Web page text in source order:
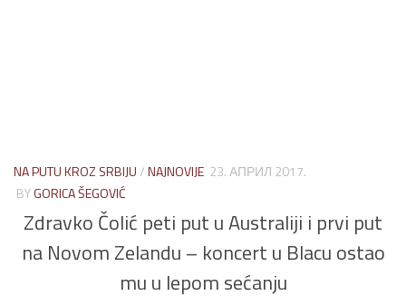
NA PUTU KROZ SRBIJU/NAJNOVIJE 23. АПРИЛ 2017.
BYGORICA ŠEGOVIĆ
Zdravko Čolić peti put u Australiji i prvi put
na Novom Zelandu – koncert u Blacu ostao
mu u lepom sećanju